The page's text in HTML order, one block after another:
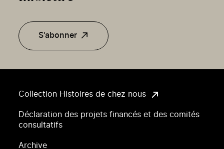
Collection Histoires de chez nous
Déclaration des projets financés et des comités
consultatifs
Archive
S'abonner